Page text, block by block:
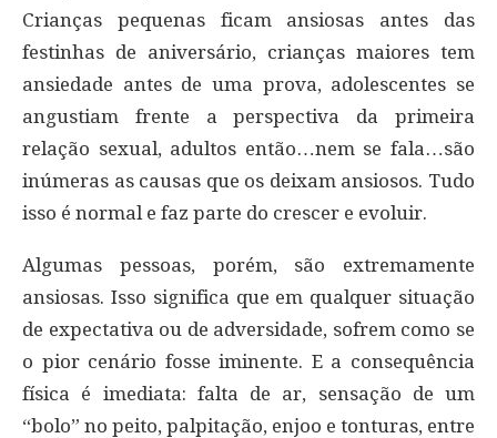
Crianças pequenas ficam ansiosas antes das
festinhas de aniversário, crianças maiores tem
ansiedade antes de uma prova, adolescentes se
angustiam frente a perspectiva da primeira
relação sexual, adultos então…nem se fala…são
inúmeras as causas que os deixam ansiosos. Tudo
isso é normal e faz parte do crescer e evoluir.
Algumas pessoas, porém, são extremamente
ansiosas. Isso significa que em qualquer situação
de expectativa ou de adversidade, sofrem como se
o pior cenário fosse iminente. E a consequência
física é imediata: falta de ar, sensação de um
“bolo” no peito, palpitação, enjoo e tonturas, entre